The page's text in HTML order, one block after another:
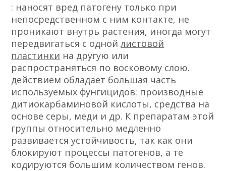
: наносят вред патогену только при
непосредственном с ним контакте, не
проникают внутрь растения, иногда могут
передвигаться с однойлистовой
пластинки на другую или
распространяться по восковому слою.
действием обладает большая часть
используемых фунгицидов: производные
дитиокарбаминовой кислоты, средства на
основе серы, меди и др. К препаратам этой
группы относительно медленно
развивается устойчивость, так как они
блокируют процессы патогенов, а те
кодируются большим количеством генов.